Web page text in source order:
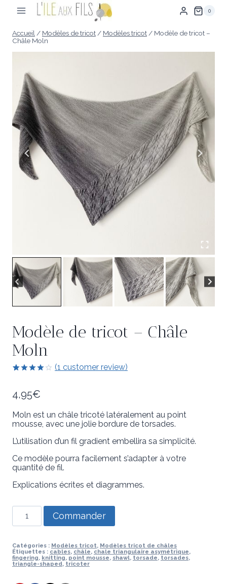
0
Accueil/ Modèles de tricot/ Modèles tricot/ Modèle de tricot –
Châle Moln
Modèle de tricot – Châle
Moln
on
rating
(1 customer review)
4,95€
Moln est un châle tricoté latéralement au point
mousse, avec une jolie bordure de torsades.
L’utilisation d’un fil gradient embellira sa simplicité.
Ce modèle pourra facilement s’adapter à votre
quantité de fil.
Explications écrites et diagrammes.
quantité
Modèle
tricot
-
Châle
Commander
Catégories : Modèles tricot, Modèles tricot de châles
Étiquettes : cables, châle, chale triangulaire asymétrique,
fingering, knitting, point mousse, shawl, torsade, torsades,
triangle-shaped, tricoter